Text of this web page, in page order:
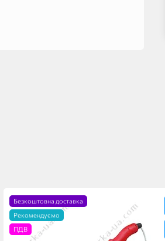
Безкоштовна доставка
Рекомендуємо
ПДВ